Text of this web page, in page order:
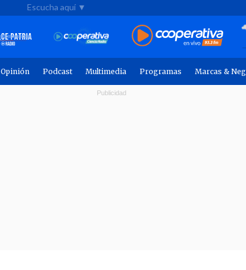
Escucha aquí ▼
Opinión Podcast Multimedia Programas Marcas &